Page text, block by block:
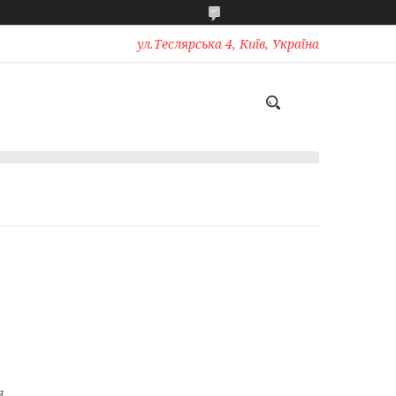
ул.Теслярська 4, Київ, Україна